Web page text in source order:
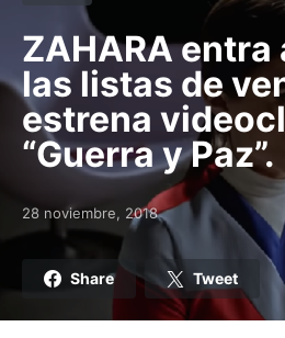
ZAHARA entra
las listas de
estrena
“Guerra y Paz”.
Posted on
28 noviembre, 2018
Share Tweet